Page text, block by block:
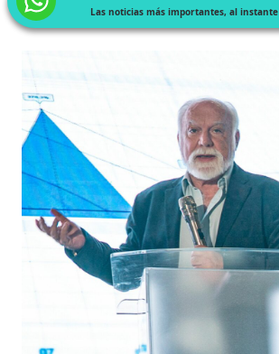
Las noticias más importantes, al instante